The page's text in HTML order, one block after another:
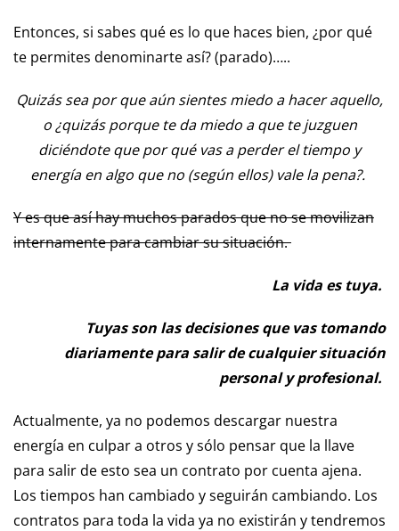
Entonces, si sabes qué es lo que haces bien, ¿por qué
te permites denominarte así? (parado)…..
Quizás sea por que aún sientes miedo a hacer aquello,
o ¿quizás porque te da miedo a que te juzguen
diciéndote que por qué vas a perder el tiempo y
energía en algo que no (según ellos) vale la pena?.
Y es que así hay muchos parados que no se movilizan
internamente para cambiar su situación.
La vida es tuya.
Tuyas son las decisiones que vas tomando
diariamente para salir de cualquier situación
personal y profesional.
Actualmente, ya no podemos descargar nuestra
energía en culpar a otros y sólo pensar que la llave
para salir de esto sea un contrato por cuenta ajena.
Los tiempos han cambiado y seguirán cambiando. Los
contratos para toda la vida ya no existirán y tendremos